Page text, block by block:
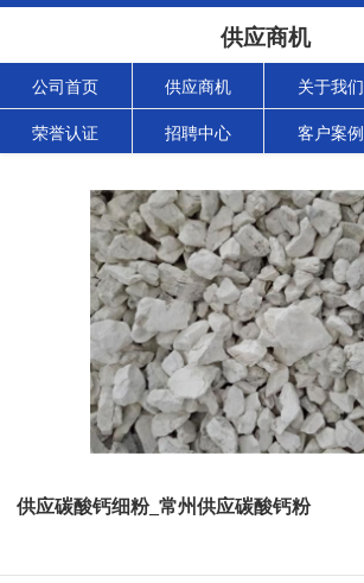
供应商机
公司首页 供应商机 关于我们
荣誉认证 招聘中心 客户案例
供应碳酸钙细粉_常州供应碳酸钙粉